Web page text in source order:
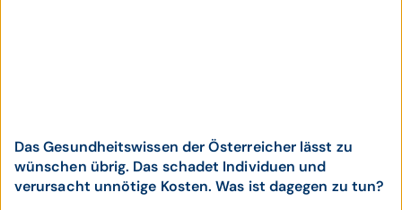
Das Gesundheitswissen der Österreicher lässt zu
wünschen übrig. Das schadet Individuen und
verursacht unnötige Kosten. Was ist dagegen zu tun?